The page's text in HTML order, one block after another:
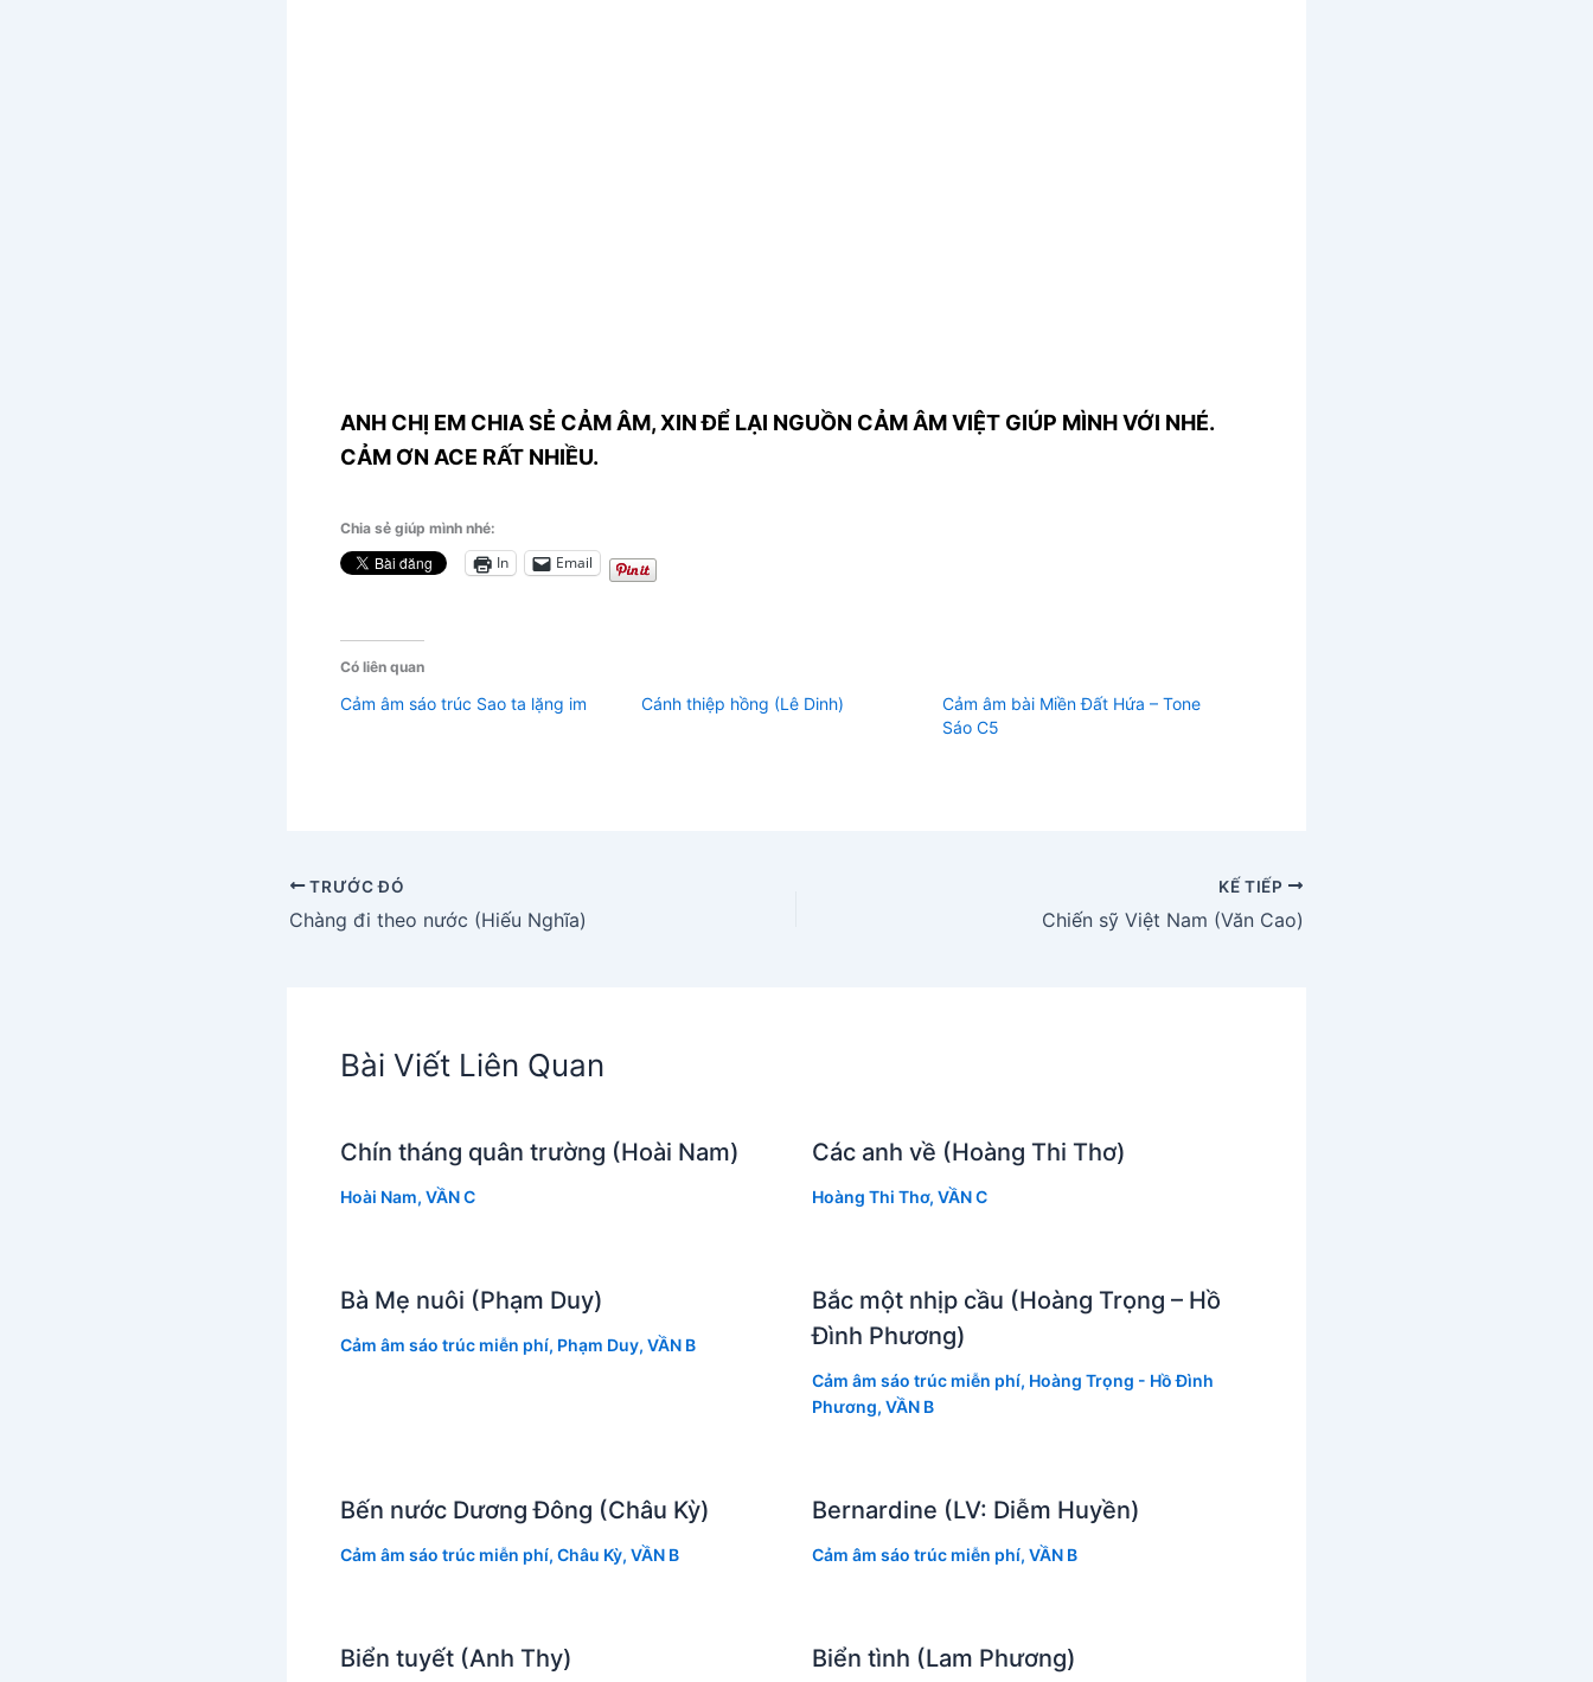
ANH CHỊ EM CHIA SẺ CẢM ÂM, XIN ĐỂ LẠI NGUỒN CẢM ÂM VIỆT GIÚP MÌNH VỚI NHÉ.
CẢM ƠN ACE RẤT NHIỀU.
Chia sẻ giúp mình nhé:
In Email
Có liên quan
Cảm âm sáo trúc Sao ta lặng im Cánh thiệp hồng (Lê Dinh)
Cảm âm bài Miền Đất Hứa – Tone
Sáo C5
TRƯỚC ĐÓ
Chàng đi theo nước (Hiếu Nghĩa)
KẾ TIẾP
Chiến sỹ Việt Nam (Văn Cao)
Bài Viết Liên Quan
Chín tháng quân trường (Hoài Nam)
Hoài Nam, VẦN C
Các anh về (Hoàng Thi Thơ)
Hoàng Thi Thơ, VẦN C
Bà Mẹ nuôi (Phạm Duy)
Cảm âm sáo trúc miễn phí, Phạm Duy, VẦN B
Bắc một nhịp cầu (Hoàng Trọng – Hồ
Đình Phương)
Cảm âm sáo trúc miễn phí, Hoàng Trọng - Hồ Đình
Phương, VẦN B
Bến nước Dương Đông (Châu Kỳ)
Cảm âm sáo trúc miễn phí, Châu Kỳ, VẦN B
Bernardine (LV: Diễm Huyền)
Cảm âm sáo trúc miễn phí, VẦN B
Biển tuyết (Anh Thy) Biển tình (Lam Phương)